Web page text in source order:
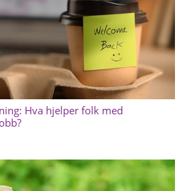
Hva hjelper folk med